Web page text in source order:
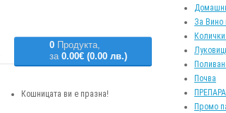
0 Продукта,
за 0.00€ (0.00 лв.)
Кошницата ви е празна!
За Вино
Почва
Промо